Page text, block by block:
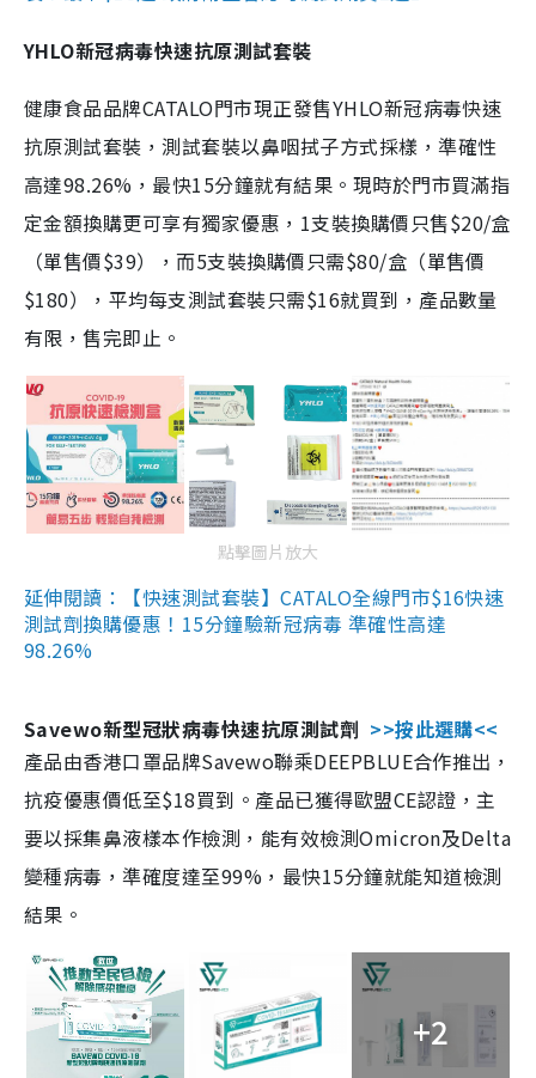
YHLO新冠病毒快速抗原測試套裝
健康食品品牌CATALO門市現正發售YHLO新冠病毒快速
抗原測試套裝，測試套裝以鼻咽拭子方式採樣，準確性
高達98.26%，最快15分鐘就有結果。現時於門市買滿指
定金額換購更可享有獨家優惠，1支裝換購價只售$20/盒
（單售價$39），而5支裝換購價只需$80/盒（單售價
$180），平均每支測試套裝只需$16就買到，產品數量
有限，售完即止。
點擊圖片放大
延伸閱讀：【快速測試套裝】CATALO全線門市$16快速
測試劑換購優惠！15分鐘驗新冠病毒 準確性高達
98.26%
Savewo新型冠狀病毒快速抗原測試劑 >>按此選購<<
產品由香港口罩品牌Savewo聯乘DEEPBLUE合作推出，
抗疫優惠價低至$18買到。產品已獲得歐盟CE認證，主
要以採集鼻液樣本作檢測，能有效檢測Omicron及Delta
變種病毒，準確度達至99%，最快15分鐘就能知道檢測
結果。
+2